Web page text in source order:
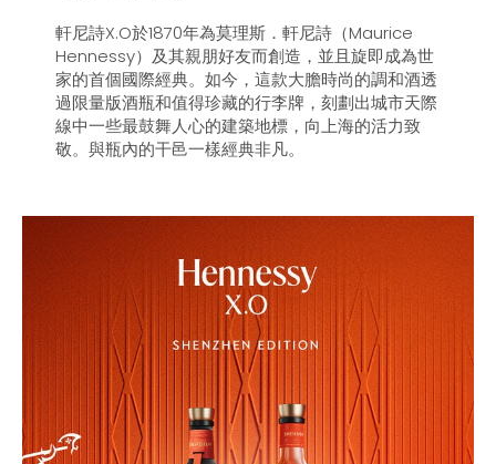
軒尼詩X.O於1870年為莫理斯．軒尼詩（Maurice
Hennessy）及其親朋好友而創造，並且旋即成為世
家的首個國際經典。如今，這款大膽時尚的調和酒透
過限量版酒瓶和值得珍藏的行李牌，刻劃出城市天際
線中一些最鼓舞人心的建築地標，向上海的活力致
敬。與瓶內的干邑一樣經典非凡。